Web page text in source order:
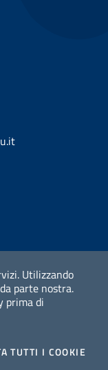
Spallanzani" -
ufficio UFXRD0
Utilizzando
parte nostra.
prima di
TUTTI I COOKIE